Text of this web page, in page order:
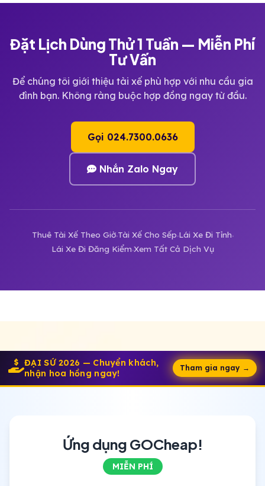
Đặt Lịch Dùng Thử 1 Tuần — Miễn Phí
Tư Vấn
Để chúng tôi giới thiệu tài xế phù hợp với nhu cầu gia
đình bạn. Không ràng buộc hợp đồng ngay từ đầu.
Gọi 024.7300.0636
Nhắn Zalo Ngay
Thuê Tài Xế Theo Giờ·Tài Xế Cho Sếp·Lái Xe Đi Tỉnh·
Lái Xe Đi Đăng Kiểm·Xem Tất Cả Dịch Vụ
ĐẠI SỨ 2026 — Chuyển khách,
nhận hoa hồng ngay!
Tham gia ngay →
Ứng dụng GOCheap!
MIỄN PHÍ